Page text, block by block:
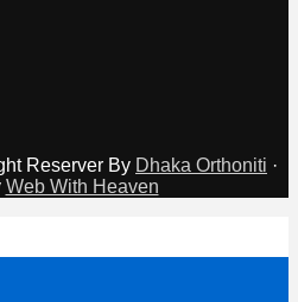
Reserver By Dhaka Orthoniti ·
Web With Heaven